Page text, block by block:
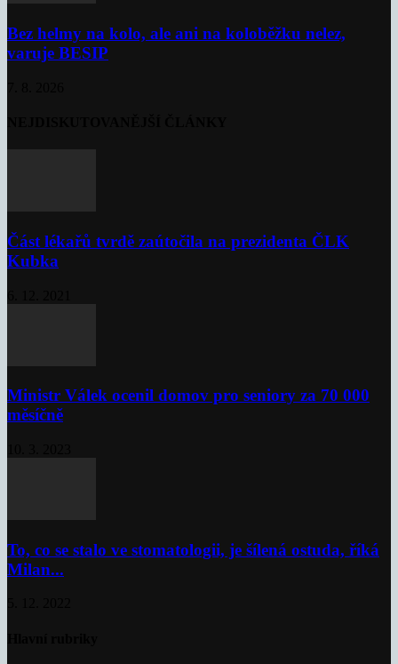
Bez helmy na kolo, ale ani na koloběžku nelez,
varuje BESIP
Část lékařů tvrdě zaútočila na prezidenta ČLK
Kubka
Ministr Válek ocenil domov pro seniory za 70 000
měsíčně
To, co se stalo ve stomatologii, je šílená ostuda, říká
Milan...